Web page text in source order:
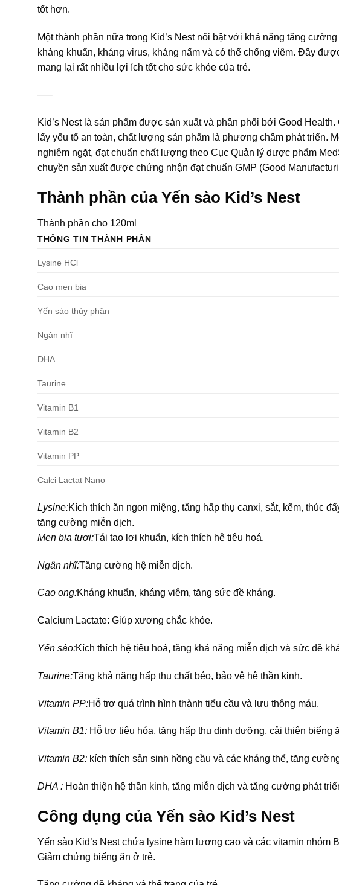
tốt hơn.
Một thành phần nữa trong Kid’s Nest nổi bật với khả năng tăng
kháng khuẩn, kháng virus, kháng nấm và có thể chống viêm. Đây
mang lại rất nhiều lợi ích tốt cho sức khỏe của trẻ.
—–
Kid’s Nest là sản phẩm được sản xuất và phân phối bởi Good
lấy yếu tố an toàn, chất lượng sản phẩm là phương châm phát triển.
nghiêm ngặt, đạt chuẩn chất lượng theo Cục Quản lý dược phẩm
chuyền sản xuất được chứng nhận đạt chuẩn GMP (Good
Thành phần của Yến sào Kid’s Nest
Thành phần cho 120ml
THÔNG TIN THÀNH PHẦN
Lysine HCl
Cao men bia
Yến sào thủy phân
Ngân nhĩ
DHA
Taurine
Vitamin B1
Vitamin B2
Vitamin PP
Calci Lactat Nano
Lysine:Kích thích ăn ngon miệng, tăng hấp thụ canxi, sắt, kẽm, thúc
tăng cường miễn dịch.
Men bia tươi:Tái tạo lợi khuẩn, kích thích hệ tiêu hoá.
Ngân nhĩ:Tăng cường hệ miễn dịch.
Cao ong:Kháng khuẩn, kháng viêm, tăng sức đề kháng.
Calcium Lactate: Giúp xương chắc khỏe.
Yến sào:Kích thích hệ tiêu hoá, tăng khả năng miễn dịch và sức đề
Taurine:Tăng khả năng hấp thu chất béo, bảo vệ hệ thần kinh.
Vitamin PP:Hỗ trợ quá trình hình thành tiểu cầu và lưu thông máu.
Vitamin B1: Hỗ trợ tiêu hóa, tăng hấp thu dinh dưỡng, cải thiện biếng
Vitamin B2: kích thích sản sinh hồng cầu và các kháng thể, tăng
DHA : Hoàn thiện hệ thần kinh, tăng miễn dịch và tăng cường phát
Công dụng của Yến sào Kid’s Nest
Yến sào Kid’s Nest chứa lysine hàm lượng cao và các vitamin nhóm
Giảm chứng biếng ăn ở trẻ.